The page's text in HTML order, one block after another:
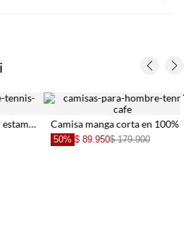
100% LINO
Camisa manga corta en 100% lino café para hombre TNS x
70% $ 68.970$ 229.900